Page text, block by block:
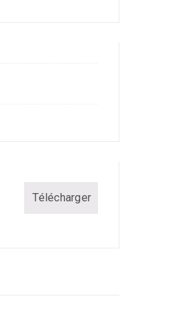
Télécharger